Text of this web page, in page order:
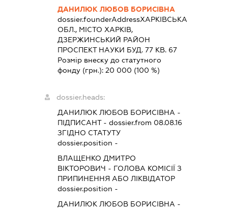
ДАНИЛЮК ЛЮБОВ БОРИСІВНА
dossier.founderAddressХАРКІВСЬКА
ОБЛ., МІСТО ХАРКІВ,
ДЗЕРЖИНСЬКИЙ РАЙОН
ПРОСПЕКТ НАУКИ БУД. 77 КВ. 67
Розмір внеску до статутного
фонду (грн.): 20 000 (100 %)
dossier.heads:
ДАНИЛЮК ЛЮБОВ БОРИСІВНА -
ПІДПИСАНТ- dossier.from 08.08.16
ЗГІДНО СТАТУТУ
dossier.position -
ВЛАЩЕНКО ДМИТРО
ВІКТОРОВИЧ - ГОЛОВА КОМІСІЇ З
ПРИПИНЕННЯ АБО ЛІКВІДАТОР
dossier.position -
ДАНИЛЮК ЛЮБОВ БОРИСІВНА -